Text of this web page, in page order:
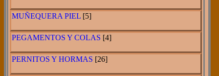
MUÑEQUERA PIEL [5]
PEGAMENTOS Y COLAS [4]
PERNITOS Y HORMAS [26]